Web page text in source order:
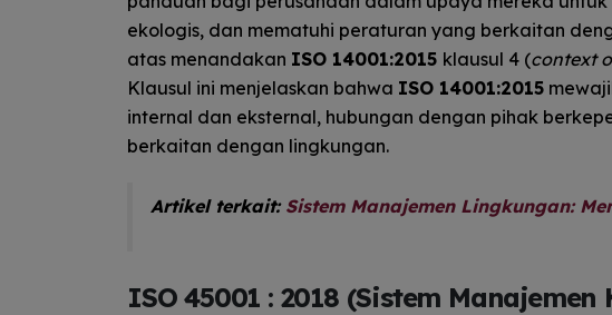
ekologis, dan mematuhi peraturan yang berkaitan
atas menandakan ISO 14001:2015 klausul 4 (context
Klausul ini menjelaskan bahwa ISO 14001:2015
internal dan eksternal, hubungan dengan pihak
berkaitan dengan lingkungan.
Artikel terkait: Sistem Manajemen Lingkungan:
ISO 45001 : 2018 (Sistem